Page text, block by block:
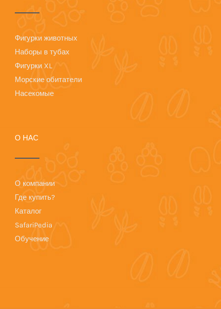
Фигурки животных
Наборы в тубах
Фигурки XL
Морские обитатели
Насекомые
О НАС
О компании
Где купить?
Каталог
SafariPedia
Обучение